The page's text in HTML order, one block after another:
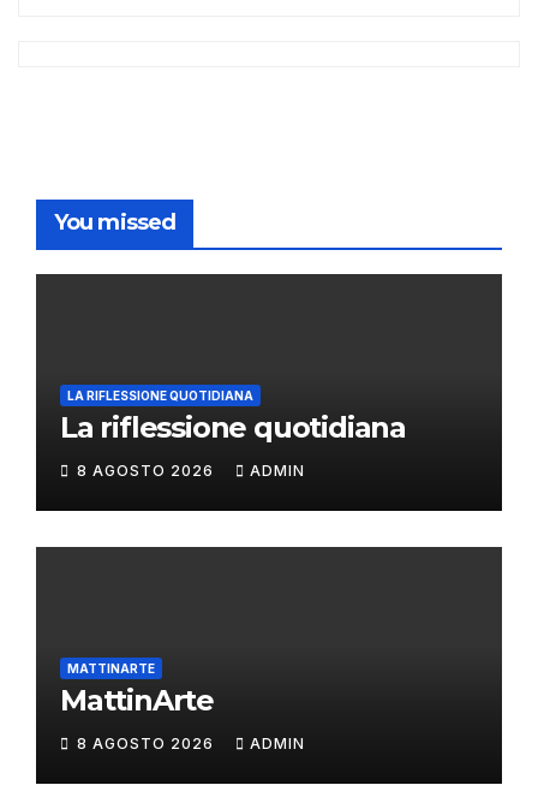
You missed
LA RIFLESSIONE QUOTIDIANA
La riflessione quotidiana
8 AGOSTO 2026 ADMIN
MATTINARTE
MattinArte
8 AGOSTO 2026 ADMIN